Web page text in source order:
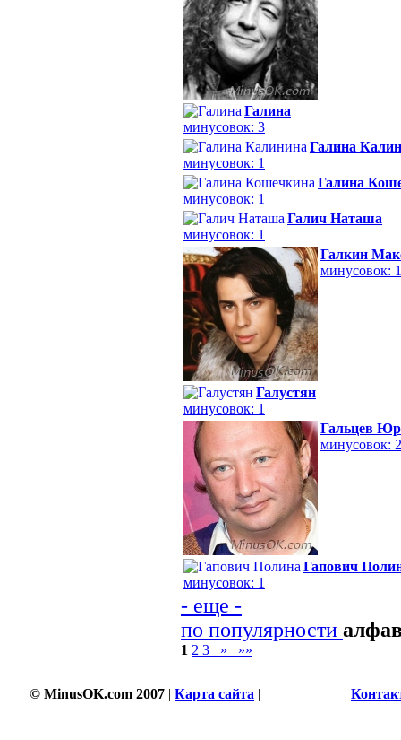
Галина
минусовок: 3
Галина
минусовок: 1
Галина
минусовок: 1
Галич Наташа
минусовок: 1
Галкин
минусовок: 1
Галустян
минусовок: 1
Гальцев
минусовок: 2
Гапович
минусовок: 1
- еще -
по популярности
1 2 3 » »»
© MinusOK.com 2007 | Карта сайта | |